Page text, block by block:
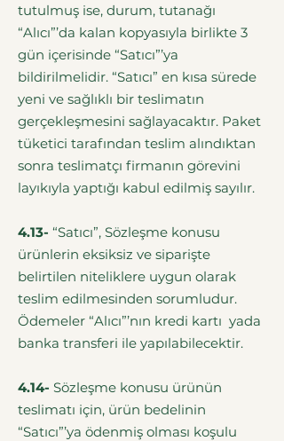
tutulmuş ise, durum, tutanağı
“Alıcı”’da kalan kopyasıyla birlikte 3
gün içerisinde “Satıcı”’ya
bildirilmelidir. “Satıcı” en kısa sürede
yeni ve sağlıklı bir teslimatın
gerçekleşmesini sağlayacaktır. Paket
tüketici tarafından teslim alındıktan
sonra teslimatçı firmanın görevini
layıkıyla yaptığı kabul edilmiş sayılır.
4.13- “Satıcı”, Sözleşme konusu
ürünlerin eksiksiz ve siparişte
belirtilen niteliklere uygun olarak
teslim edilmesinden sorumludur.
Ödemeler “Alıcı”’nın kredi kartı yada
banka transferi ile yapılabilecektir.
4.14- Sözleşme konusu ürünün
teslimatı için, ürün bedelinin
“Satıcı”’ya ödenmiş olması koşulu